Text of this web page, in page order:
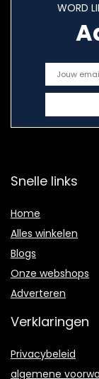
WORD
Snelle links
Home
Alles winkelen
Blogs
Onze webshops
Adverteren
Verklaringen
Privacybeleid
algemene